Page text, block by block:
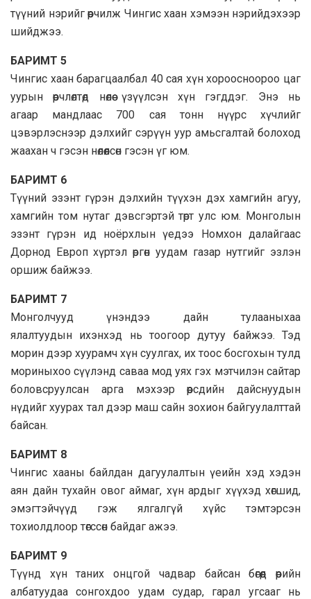
түүний нэрийг өөрчилж Чингис хаан хэмээн нэрийдэхээр
шийджээ.
БАРИМТ 5
Чингис хаан барагцаалбал 40 сая хүн хороосноороо цаг
уурын өөрчлөлтөд нөлөө үзүүлсэн хүн гэгддэг. Энэ нь
агаар мандлаас 700 сая тонн нүүрс хүчлийг
цэвэрлэснээр дэлхийг сэрүүн уур амьсгалтай болоход
жаахан ч гэсэн нөлөөлсөн гэсэн үг юм.
БАРИМТ 6
Түүний эзэнт гүрэн дэлхийн түүхэн дэх хамгийн агуу,
хамгийн том нутаг дэвсгэртэй төрт улс юм. Монголын
эзэнт гүрэн ид ноёрхлын үедээ Номхон далайгаас
Дорнод Европ хүртэл өргөн уудам газар нутгийг эзлэн
оршиж байжээ.
БАРИМТ 7
Монголчууд үнэндээ дайн тулааныхаа
ялалтуудын ихэнхэд нь тоогоор дутуу байжээ. Тэд
морин дээр хуурамч хүн суулгах, их тоос босгохын тулд
мориныхоо сүүлэнд саваа мод уях гэх мэтчилэн сайтар
боловсруулсан арга мэхээр өөрсдийн дайснуудын
нүдийг хуурах тал дээр маш сайн зохион байгуулалттай
байсан.
БАРИМТ 8
Чингис хааны байлдан дагуулалтын үеийн хэд хэдэн
аян дайн тухайн овог аймаг, хүн ардыг хүүхэд хөгшид,
эмэгтэйчүүд гэж ялгалгүй хүйс тэмтэрсэн
тохиолдлоор төгссөн байдаг ажээ.
БАРИМТ 9
Түүнд хүн таних онцгой чадвар байсан бөгөөд өөрийн
албатуудаа сонгохдоо удам судар, гарал угсааг нь